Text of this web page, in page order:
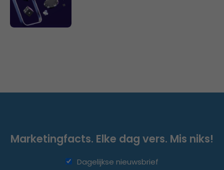
Marketingfacts. Elke dag vers. Mis niks!
Dagelijkse nieuwsbrief